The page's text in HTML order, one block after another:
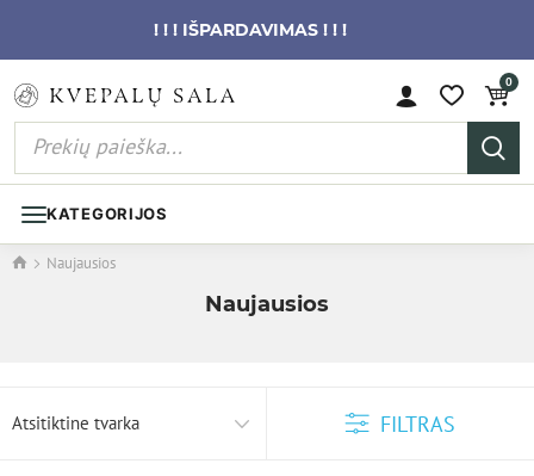
! ! ! IŠPARDAVIMAS ! ! !
0
KATEGORIJOS
Naujausios
Naujausios
Atsitiktine tvarka FILTRAS